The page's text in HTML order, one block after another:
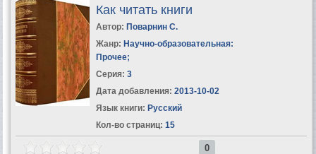
Как читать книги
Автор: Поварнин С.
Жанр: Научно-образовательная:
Прочее;
Серия: 3
Дата добавления: 2013-10-02
Язык книги: Русский
Кол-во страниц: 15
0